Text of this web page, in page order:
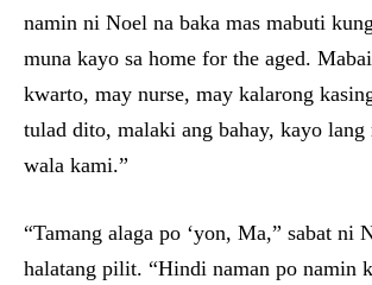
namin ni Noel na baka mas mabuti
muna kayo sa home for the aged.
kwarto, may nurse, may kalarong
tulad dito, malaki ang bahay, kayo lang
wala kami.”
“Tamang alaga po ‘yon, Ma,” sabat ni
halatang pilit. “Hindi naman po namin